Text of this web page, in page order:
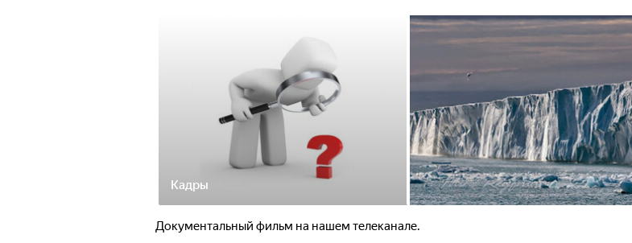
Кадры
Документальный фильм на нашем телеканале.